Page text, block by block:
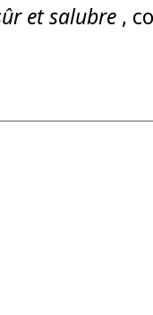
et salubre,